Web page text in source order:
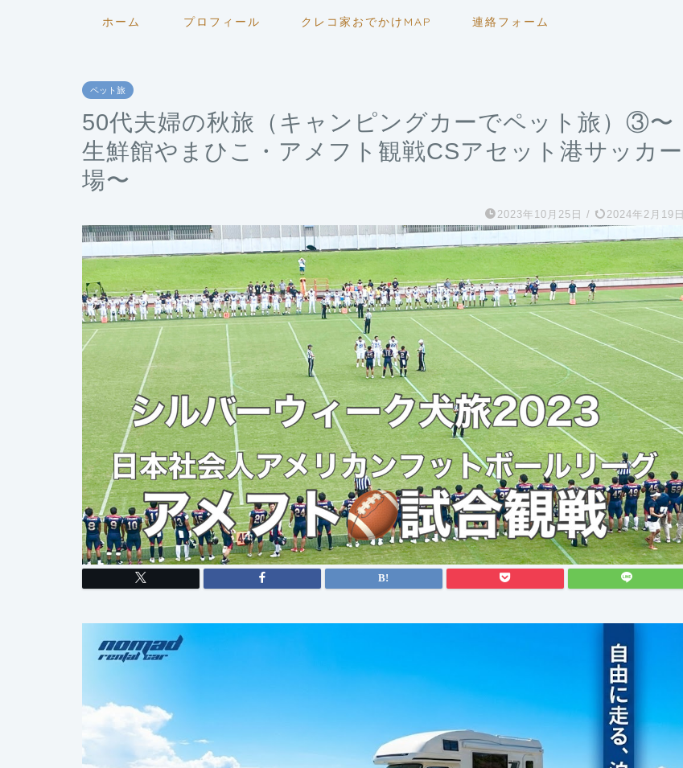
ホーム プロフィール クレコ家おでかけMAP 連絡フォーム
ペット旅
50代夫婦の秋旅（キャンピングカーでペット旅）③〜
生鮮館やまひこ・アメフト観戦CSアセット港サッカー
場〜
2023年10月25日 / 2024年2月19日